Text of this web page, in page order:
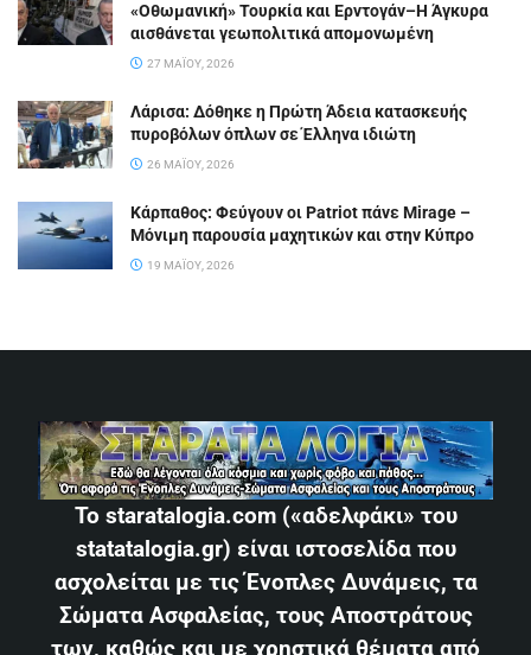
«Οθωμανική» Τουρκία και Ερντογάν–Η Άγκυρα
αισθάνεται γεωπολιτικά απομονωμένη
27 ΜΑΪ́ΟΥ, 2026
Λάρισα: Δόθηκε η Πρώτη Άδεια κατασκευής
πυροβόλων όπλων σε Έλληνα ιδιώτη
26 ΜΑΪ́ΟΥ, 2026
Κάρπαθος: Φεύγουν οι Patriot πάνε Mirage –
Μόνιμη παρουσία μαχητικών και στην Κύπρο
19 ΜΑΪ́ΟΥ, 2026
Το staratalogia.com («αδελφάκι» του
statatalogia.gr) είναι ιστοσελίδα που
ασχολείται με τις Ένοπλες Δυνάμεις, τα
Σώματα Ασφαλείας, τους Αποστράτους
των, καθώς και με χρηστικά θέματα από